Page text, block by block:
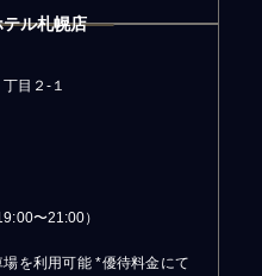
ル札幌店
目２-１
〜21:00）
を利用可能 *優待料金にて